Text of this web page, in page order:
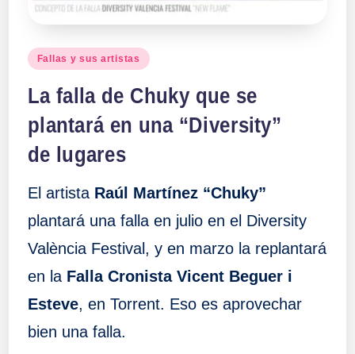
Publicado
Fallas y sus artistas
La falla de Chuky que se
plantará en una “Diversity”
de lugares
El artista Raúl Martínez “Chuky”
plantará una falla en julio en el Diversity
València Festival, y en marzo la replantará
en la Falla Cronista Vicent Beguer i
Esteve, en Torrent. Eso es aprovechar
bien una falla.